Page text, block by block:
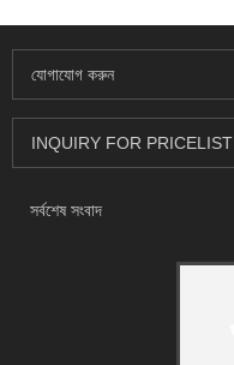
যোগাযোগ করুন
INQUIRY FOR PRICELIST
সর্বশেষ সংবাদ